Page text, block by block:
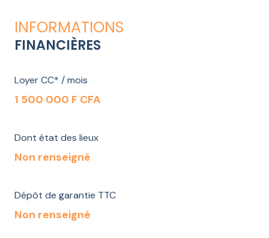
INFORMATIONS
FINANCIÈRES
Loyer CC* / mois
1 500 000 F CFA
Dont état des lieux
Non renseigné
Dépôt de garantie TTC
Non renseigné